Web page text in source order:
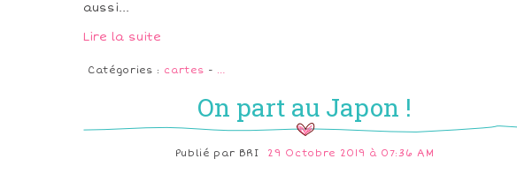
aussi...
Lire la suite
Catégories : cartes - …
On part au Japon !
Publié par BRI 29 Octobre 2019 à 07:36 AM